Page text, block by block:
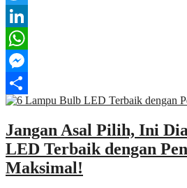
Twitter
LinkedIn
WhatsApp
Messenger
Share
Jangan Asal Pilih, Ini
LED Terbaik dengan
Maksimal!